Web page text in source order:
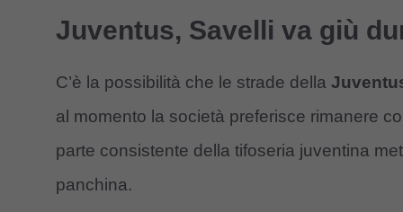
Juventus, Savelli va giù
C’è la possibilità che le strade della
al momento la società preferisce rimanere
parte consistente della tifoseria juventina
panchina.